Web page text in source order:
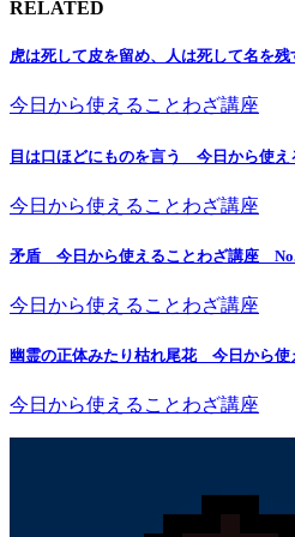
RELATED
虎は死して皮を留め、人は死して名を
今日から使えることわざ講座
目は口ほどにものを言う 今日から使
今日から使えることわざ講座
矛盾 今日から使えることわざ講座
今日から使えることわざ講座
幽霊の正体みたり枯れ尾花 今日から
今日から使えることわざ講座